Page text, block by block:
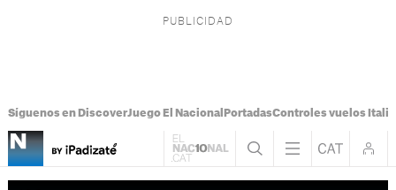
Síguenos en DiscoverJuego El Nacional PortadasControles vuelos Italia